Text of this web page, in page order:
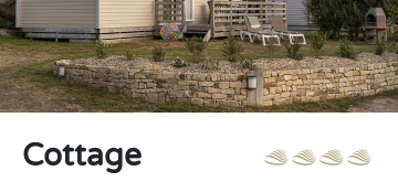
Cottage